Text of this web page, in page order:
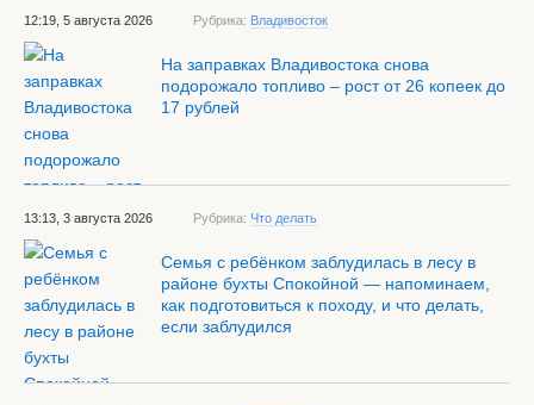
12:19, 5 августа 2026 Рубрика: Владивосток
На заправках Владивостока снова
подорожало топливо – рост от 26 копеек до
17 рублей
13:13, 3 августа 2026 Рубрика: Что делать
Семья с ребёнком заблудилась в лесу в
районе бухты Спокойной — напоминаем,
как подготовиться к походу, и что делать,
если заблудился